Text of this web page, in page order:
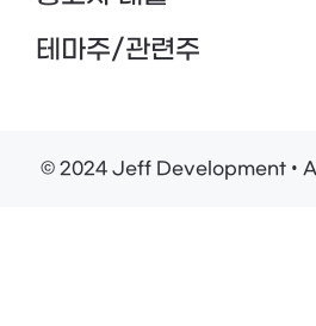
테마주/관련주
© 2024 Jeff Development •